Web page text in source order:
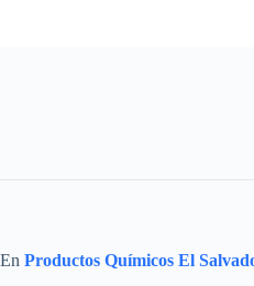
En Productos Químicos El